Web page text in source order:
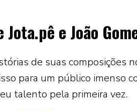
e João
de suas composições
para um público imenso
talento pela primeira vez.